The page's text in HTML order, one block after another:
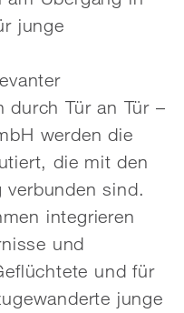
junge
durch Tür an Tür –
werden die
die mit den
sind.
integrieren
und
und für
junge